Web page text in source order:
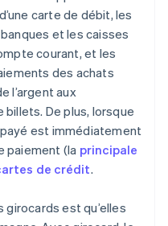
carte de débit, les
et les caisses
courant, et les
des achats
l’argent aux
De plus, lorsque
est immédiatement
paiement (la principale
de crédit.
est qu’elles